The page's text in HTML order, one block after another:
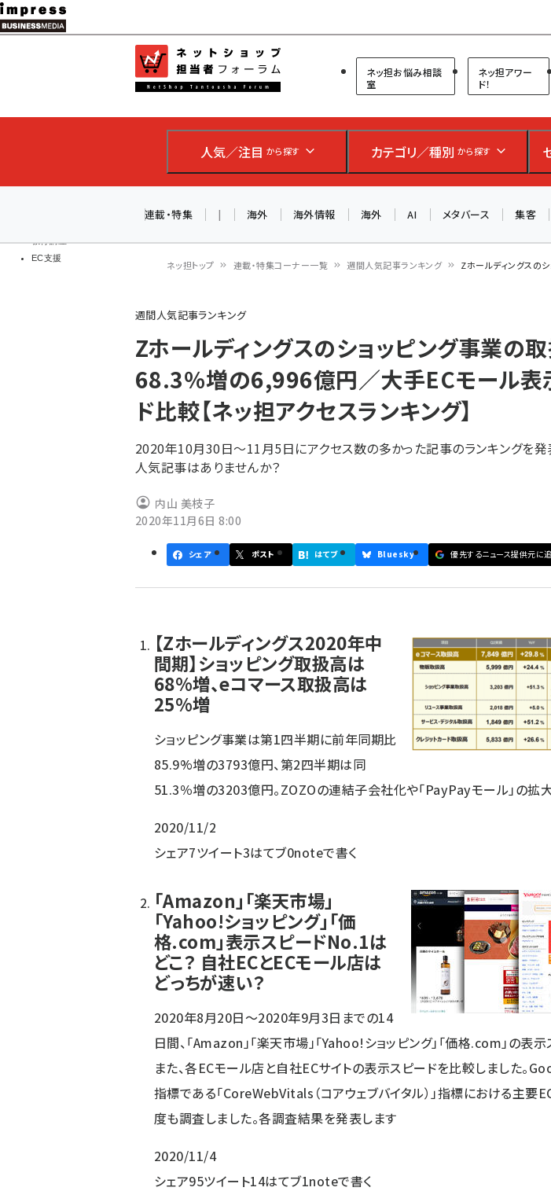
メ
イ
ン
ツ
移
教育講座
EC支援
ネットショップ担当者フォーラム
ネッ担お悩み相談
室
ネッ担アワー
ド！
人気／注目 から探す カテゴリ／種別 から探す
連載・特集 | 海外 海外情報 海外 AI メタバース 集客
ン
く
ず
ネッ担トップ 連載・特集コーナー一覧 週間人気記事ランキング Zホールディングスの
週間人気記事ランキング
Zホールディングスのショッピング事業の
68.3％増の6,996億円／大手ECモール表
ド比較【ネッ担アクセスランキング】
2020年10月30日～11月5日にアクセス数の多かった記事のランキングを発
人気記事はありませんか？
内山 美枝子
2020年11月6日 8:00
シェア ポスト はてブ Bluesky 優先するニュース提供元に
【Zホールディングス2020年中
間期】ショッピング取扱高は
68%増、eコマース取扱高は
25%増
ショッピング事業は第1四半期に前年同期比
85.9%増の3793億円、第2四半期は同
51.3％増の3203億円。ZOZOの連結子会社化や「PayPayモール」の拡
2020/11/2
シェア7ツイート3はてブ0noteで書く
「Amazon」「楽天市場」
「Yahoo!ショッピング」「価
格.com」表示スピードNo.1は
どこ？ 自社ECとECモール店は
どっちが速い？
2020年8月20日～2020年9月3日までの14
日間、「Amazon」「楽天市場」「Yahoo!ショッピング」「価格.com」の表
また、各ECモール店と自社ECサイトの表示スピードを比較しました。
指標である「CoreWebVitals（コアウェブバイタル）」指標における主要
度も調査しました。各調査結果を発表します
2020/11/4
シェア95ツイート14はてブ1noteで書く
お知らせ
AIが買い物を代行する時代に打
ミナー（8/26＠東京）【
交流会も実施します。すべての講